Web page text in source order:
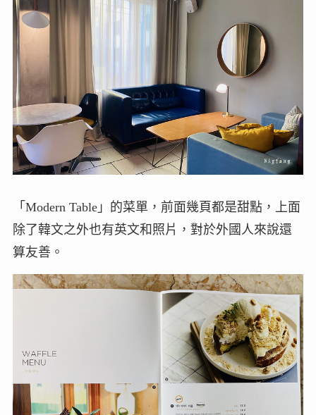
「Modern Table」的菜單，前面幾頁都是甜點，上面
除了韓文之外也有英文和照片，對於外國人來說還
算友善。